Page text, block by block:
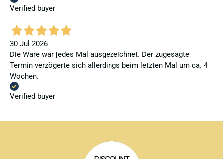
Verified buyer
30 Jul 2026
Die Ware war jedes Mal ausgezeichnet. Der zugesagte
Termin verzögerte sich allerdings beim letzten Mal um ca. 4
Wochen.
Verified buyer